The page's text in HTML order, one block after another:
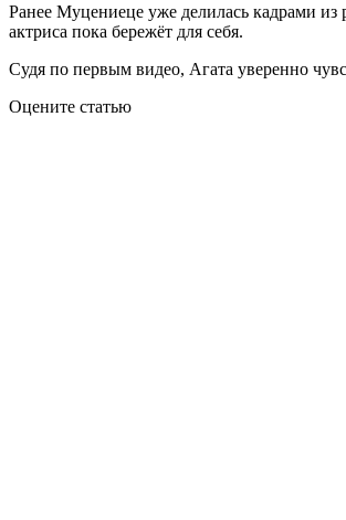
Ранее Муцениеце уже делилась кадрами
актриса пока бережёт для себя.
Судя по первым видео, Агата уверенно
Оцените статью